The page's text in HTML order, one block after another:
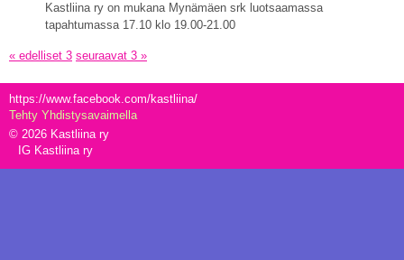
Kastliina ry on mukana Mynämäen srk luotsaamassa
tapahtumassa 17.10 klo 19.00-21.00
« edelliset 3 seuraavat 3 »
https://www.facebook.com/kastliina/
Tehty Yhdistysavaimella
© 2026 Kastliina ry
IG Kastliina ry